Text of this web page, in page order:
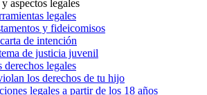
aspectos legales
legales
y fideicomisos
de intención
de justicia juvenil
derechos legales
los derechos de tu hijo
legales a partir de los 18 años